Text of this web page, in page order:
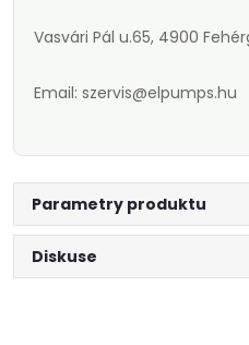
Vasvári Pál u.65, 4900
Email: szervis@elpumps.hu
Parametry produktu
Diskuse